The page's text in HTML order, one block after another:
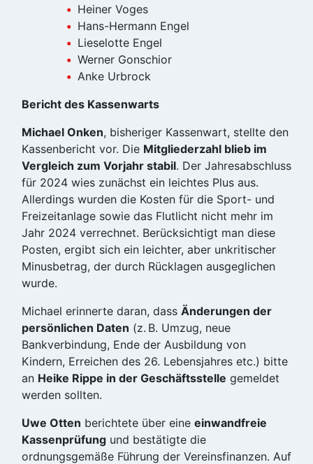
Heiner Voges
Hans-Hermann Engel
Lieselotte Engel
Werner Gonschior
Anke Urbrock
Bericht des Kassenwarts
Michael Onken, bisheriger Kassenwart, stellte den
Kassenbericht vor. Die Mitgliederzahl blieb im
Vergleich zum Vorjahr stabil. Der Jahresabschluss
für 2024 wies zunächst ein leichtes Plus aus.
Allerdings wurden die Kosten für die Sport- und
Freizeitanlage sowie das Flutlicht nicht mehr im
Jahr 2024 verrechnet. Berücksichtigt man diese
Posten, ergibt sich ein leichter, aber unkritischer
Minusbetrag, der durch Rücklagen ausgeglichen
wurde.
Michael erinnerte daran, dass Änderungen der
persönlichen Daten (z. B. Umzug, neue
Bankverbindung, Ende der Ausbildung von
Kindern, Erreichen des 26. Lebensjahres etc.) bitte
an Heike Rippe in der Geschäftsstelle gemeldet
werden sollten.
Uwe Otten berichtete über eine einwandfreie
Kassenprüfung und bestätigte die
ordnungsgemäße Führung der Vereinsfinanzen. Auf